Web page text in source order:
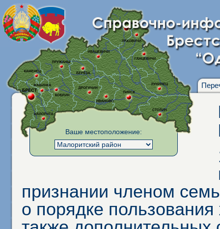
Ваше местоположение:
признании членом
о порядке